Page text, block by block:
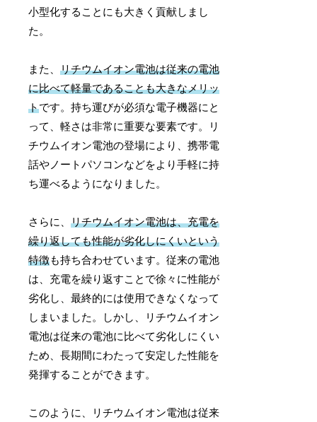
小型化することにも大きく貢献しまし
た。
また、リチウムイオン電池は従来の電池
に比べて軽量であることも大きなメリッ
トです。持ち運びが必須な電子機器にと
って、軽さは非常に重要な要素です。リ
チウムイオン電池の登場により、携帯電
話やノートパソコンなどをより手軽に持
ち運べるようになりました。
さらに、リチウムイオン電池は、充電を
繰り返しても性能が劣化しにくいという
特徴も持ち合わせています。従来の電池
は、充電を繰り返すことで徐々に性能が
劣化し、最終的には使用できなくなって
しまいました。しかし、リチウムイオン
電池は従来の電池に比べて劣化しにくい
ため、長期間にわたって安定した性能を
発揮することができます。
このように、リチウムイオン電池は従来